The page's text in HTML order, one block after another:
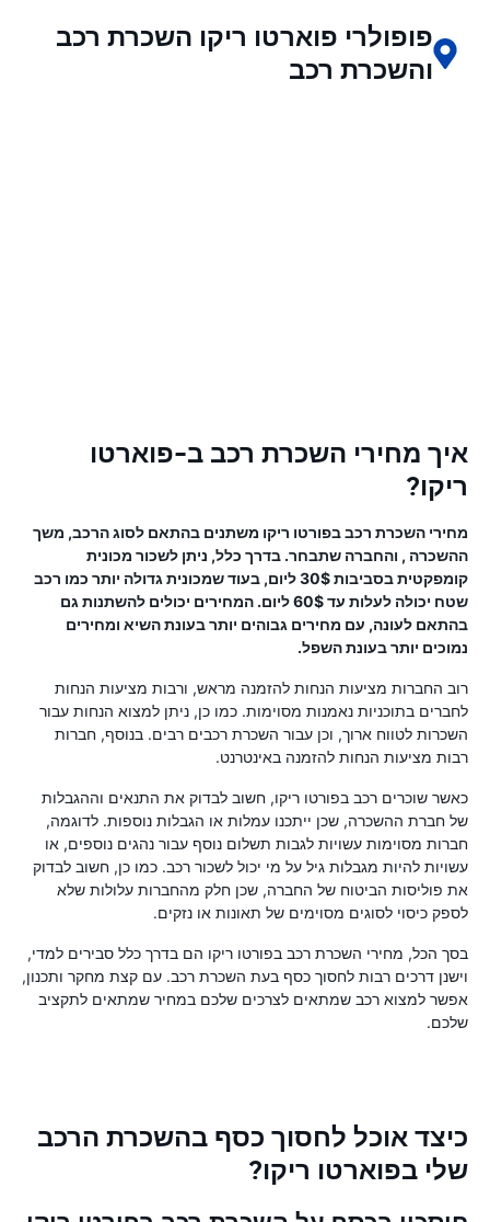
פופולרי פוארטו ריקו השכרת רכב
והשכרת רכב
איך מחירי השכרת רכב ב-פוארטו
ריקו?
מחירי השכרת רכב בפורטו ריקו משתנים בהתאם לסוג הרכב, משך
ההשכרה , והחברה שתבחר. בדרך כלל, ניתן לשכור מכונית
קומפקטית בסביבות 30$ ליום, בעוד שמכונית גדולה יותר כמו רכב
שטח יכולה לעלות עד 60$ ליום. המחירים יכולים להשתנות גם
בהתאם לעונה, עם מחירים גבוהים יותר בעונת השיא ומחירים
נמוכים יותר בעונת השפל.
רוב החברות מציעות הנחות להזמנה מראש, ורבות מציעות הנחות
לחברים בתוכניות נאמנות מסוימות. כמו כן, ניתן למצוא הנחות עבור
השכרות לטווח ארוך, וכן עבור השכרת רכבים רבים. בנוסף, חברות
רבות מציעות הנחות להזמנה באינטרנט.
כאשר שוכרים רכב בפורטו ריקו, חשוב לבדוק את התנאים וההגבלות
של חברת ההשכרה, שכן ייתכנו עמלות או הגבלות נוספות. לדוגמה,
חברות מסוימות עשויות לגבות תשלום נוסף עבור נהגים נוספים, או
עשויות להיות מגבלות גיל על מי יכול לשכור רכב. כמו כן, חשוב לבדוק
את פוליסות הביטוח של החברה, שכן חלק מהחברות עלולות שלא
לספק כיסוי לסוגים מסוימים של תאונות או נזקים.
בסך הכל, מחירי השכרת רכב בפורטו ריקו הם בדרך כלל סבירים למדי,
וישנן דרכים רבות לחסוך כסף בעת השכרת רכב. עם קצת מחקר ותכנון,
אפשר למצוא רכב שמתאים לצרכים שלכם במחיר שמתאים לתקציב
שלכם.
כיצד אוכל לחסוך כסף בהשכרת הרכב
שלי בפוארטו ריקו?